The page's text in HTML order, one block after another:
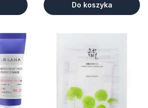
Do koszyka